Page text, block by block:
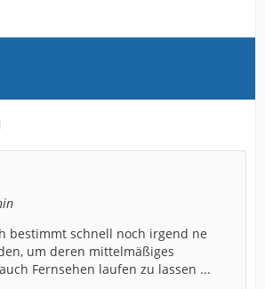
bestimmt schnell noch irgend ne
um deren mittelmäßiges
Fernsehen laufen zu lassen ...